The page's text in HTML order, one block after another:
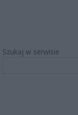
Szukaj w serwisie